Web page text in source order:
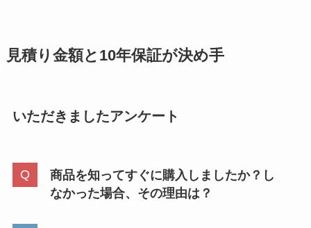
見積り金額と10年保証が決め手
いただきましたアンケート
商品を知ってすぐに購入しましたか？し
なかった場合、その理由は？